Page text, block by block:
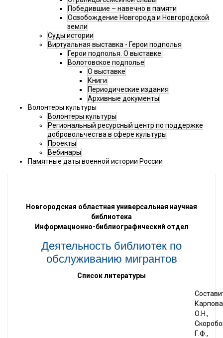
Победившие – навечно в памяти
Освобождение Новгорода и Новгородской
земли
Суды истории
Виртуальная выставка - Герои подполья
Герои подполья. О выставке.
Волотовское подполье
О выставке
Книги
Периодические издания
Архивные документы
Волонтеры культуры
Волонтеры культуры
Региональный ресурсный центр по поддержке
добровольчества в сфере культуры
Проекты
Вебинары
Памятные даты военной истории России
Новгородская областная универсальная научная
библиотека
Информационно-библиографический отдел
Деятельность библиотек по
обслуживанию мигрантов
Список литературы
Карпова
О.Н.,
Г.Ф.,